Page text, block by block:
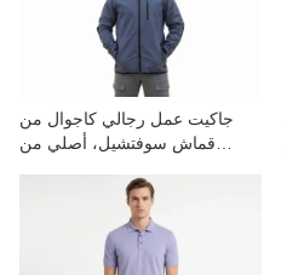
مقاطع الفيديو
جاكيت عمل رجالي كاجوال من
قماش سوفتشيل، أصلي من